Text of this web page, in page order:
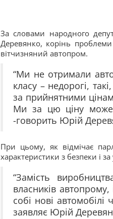
За словами народного
Деревянко, корінь
вітчизняний автопром.
“Ми не отримали
класу – недорогі,
за прийнятними
Ми за цю ціну
-говорить Юрій
При цьому, як відмічає
характеристики з безпеки і
“Замість
власників
собі нові автомобілі
заявляє Юрій